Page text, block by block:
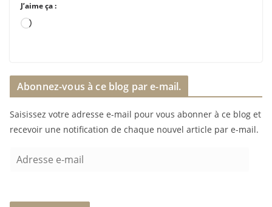
J’aime ça :
C
g
e
m
e
t
Abonnez-vous à ce blog par e-mail.
Saisissez votre adresse e-mail pour vous abonner à ce blog et
recevoir une notification de chaque nouvel article par e-mail.
e